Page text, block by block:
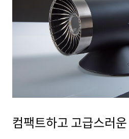
컴팩트하고 고급스러